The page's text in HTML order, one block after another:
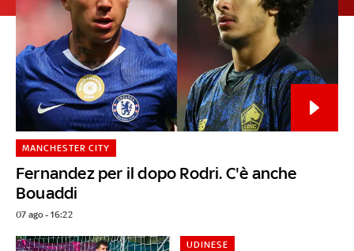
Fernandez per il dopo Rodri. C'è anche
Bouaddi
MANCHESTER CITY
07 ago - 16:22
UDINESE